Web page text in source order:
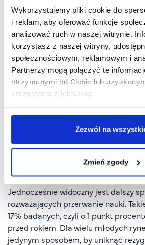
Wykorzystujemy pliki cookie do
i reklam, aby oferować funkcje
analizować ruch w naszej witrynie.
korzystasz z naszej witryny,
społecznościowym, reklamowym i
Partnerzy mogą połączyć te
otrzymanymi od Ciebie lub
korzystania z ich usług.
Zezwól na
Zmień zgody
Jednocześnie rośnie odsetek osób,
podejmują pracy - obecnie to 41%
wzrost o 6 punktów procentowych
pracują, coraz częściej wybierają
pełnoetatowe, co pozwala im na
finansowanie studiów i codziennych
utrudnia łączenie obowiązków
pełnego etatu.
Zespołu Komunikacji i PR Związku
coraz więcej młodych Polaków
podejmowane zatrudnienie pozwala
budżetu - obecnie 41% studentów
Jednocześnie widoczny jest dalszy
rozważających przerwanie nauki.
17% badanych, czyli o 1 punkt
przed rokiem. Dla wielu młodych
jedynym sposobem, by uniknąć